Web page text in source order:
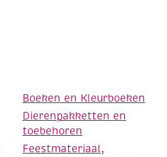
Boeken en Kleurboeken
Dierenpakketten en
toebehoren
Feestmateriaal,